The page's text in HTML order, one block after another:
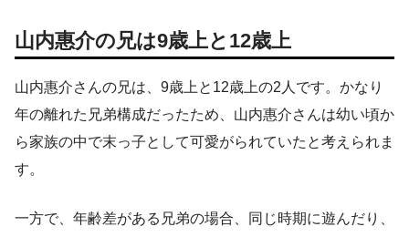
山内惠介の兄は9歳上と12歳上
山内惠介さんの兄は、9歳上と12歳上の2人です。かなり
年の離れた兄弟構成だったため、山内惠介さんは幼い頃か
ら家族の中で末っ子として可愛がられていたと考えられま
す。
一方で、年齢差がある兄弟の場合、同じ時期に遊んだり、